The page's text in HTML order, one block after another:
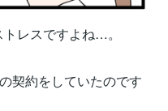
レスですよね…。
契約をしていたのです